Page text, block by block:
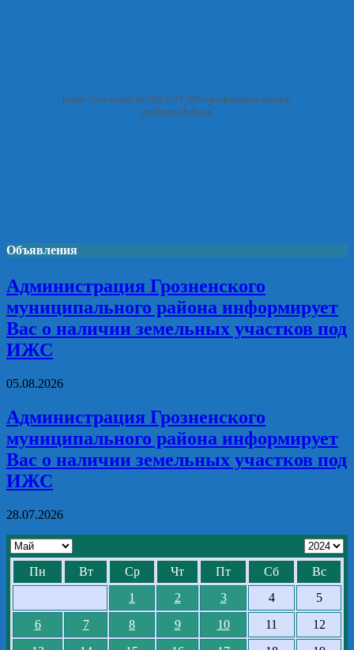
https://zovzemli.ru/2025/07/30/v-prokurature-rajona-
preduprezhdajut/
Объявления
Администрация Грозненского
муниципального района информирует
Вас о наличии земельных участков под
ИЖС
05.08.2026
Администрация Грозненского
муниципального района информирует
Вас о наличии земельных участков под
ИЖС
28.07.2026
Пн Вт Ср Чт Пт Сб
Вс
1
2 3 4
5
6
7 8 9 10 11
12